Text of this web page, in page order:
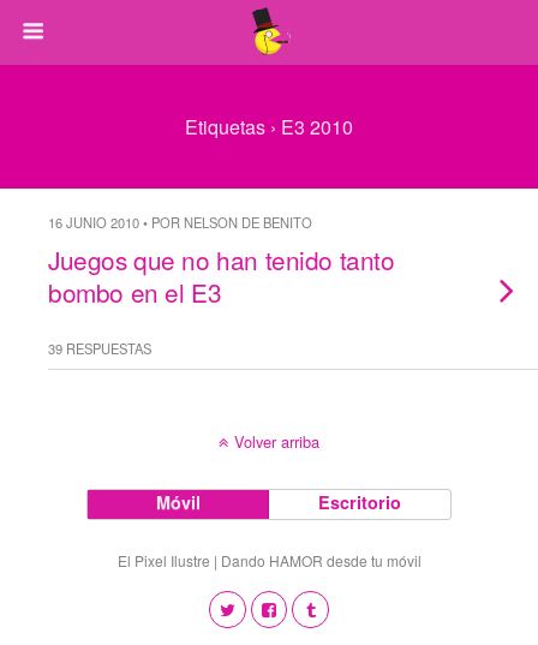
Etiquetas › E3 2010
16 JUNIO 2010 • POR NELSON DE BENITO
Juegos que no han tenido tanto
bombo en el E3
39 RESPUESTAS
Volver arriba
Móvil Escritorio
El Pixel Ilustre | Dando HAMOR desde tu móvil